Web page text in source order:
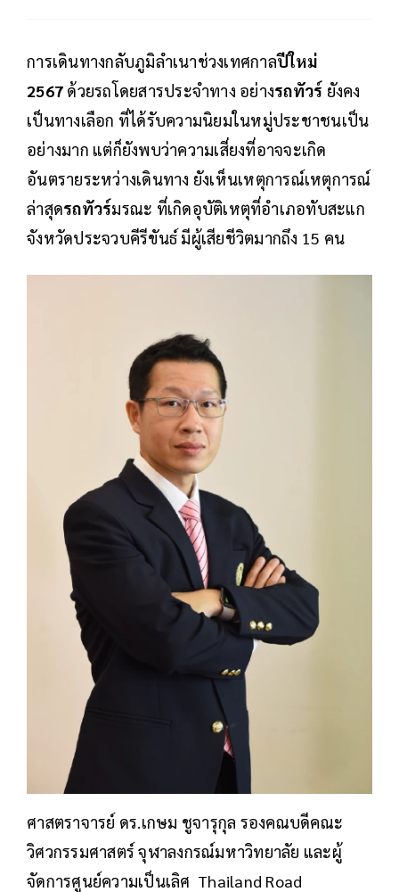
การเดินทางกลับภูมิลำเนาช่วงเทศกาลปีใหม่
2567 ด้วยรถโดยสารประจำทาง อย่างรถทัวร์ ยังคง
เป็นทางเลือก ที่ได้รับความนิยมในหมู่ประชาชนเป็น
อย่างมาก แต่ก็ยังพบว่าความเสี่ยงที่อาจจะเกิด
อันตรายระหว่างเดินทาง ยังเห็นเหตุการณ์เหตุการณ์
ล่าสุดรถทัวร์มรณะ ที่เกิดอุบัติเหตุที่อำเภอทับสะแก
จังหวัดประจวบคีรีขันธ์ มีผู้เสียชีวิตมากถึง 15 คน
ศาสตราจารย์ ดร.เกษม ชูจารุกุล รองคณบดีคณะ
วิศวกรรมศาสตร์ จุฬาลงกรณ์มหาวิทยาลัย และผู้
จัดการศูนย์ความเป็นเลิศ Thailand Road